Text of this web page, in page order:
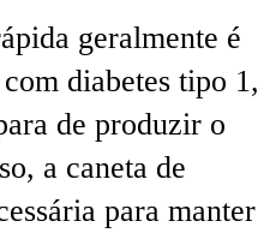
geralmente é
diabetes tipo 1,
de produzir o
a caneta de
para manter